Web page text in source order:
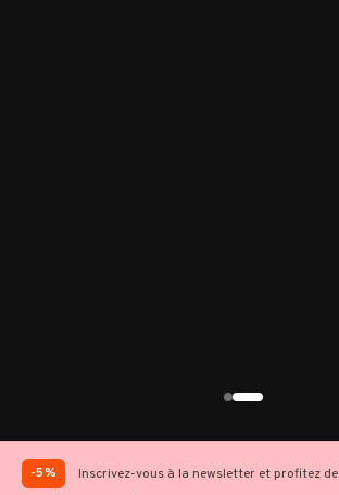
-5% Inscrivez-vous à la newsletter et profitez de